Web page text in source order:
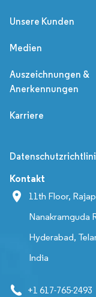
Unsere Kunden
Medien
Auszeichnungen &
Anerkennungen
Karriere
Kontakt
11th Floor,
Nanakramguda
Hyderabad,
India
+1 617-765-2493